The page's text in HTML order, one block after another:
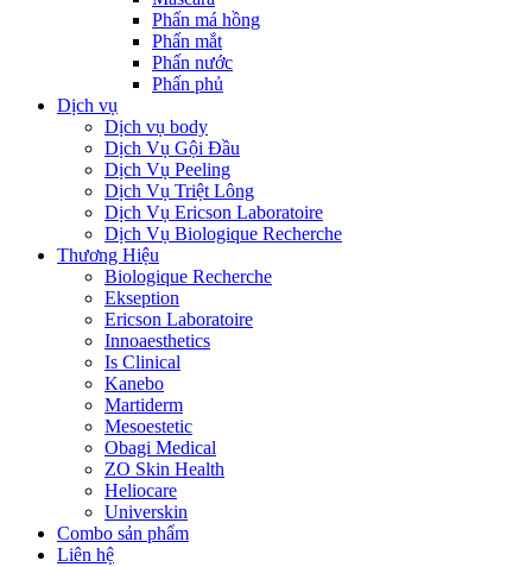
Phấn má hồng
Phấn mắt
Phấn nước
Phấn phủ
Dịch vụ
Dịch vụ body
Dịch Vụ Gội Đầu
Dịch Vụ Peeling
Dịch Vụ Triệt Lông
Dịch Vụ Ericson Laboratoire
Dịch Vụ Biologique Recherche
Thương Hiệu
Biologique Recherche
Ekseption
Ericson Laboratoire
Innoaesthetics
Is Clinical
Kanebo
Martiderm
Mesoestetic
Obagi Medical
ZO Skin Health
Heliocare
Universkin
Combo sản phẩm
Liên hệ